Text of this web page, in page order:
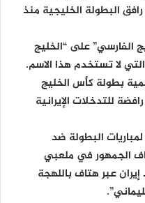
البطولة الخليجية منذ
الفارسي” على “الخليج
لا تستخدم هذا الاسم.
بطولة كأس الخليج
للتدخلات الإيرانية
البطولة ضد
الجمهور في ملعبي
عبر هتاف باللهجة